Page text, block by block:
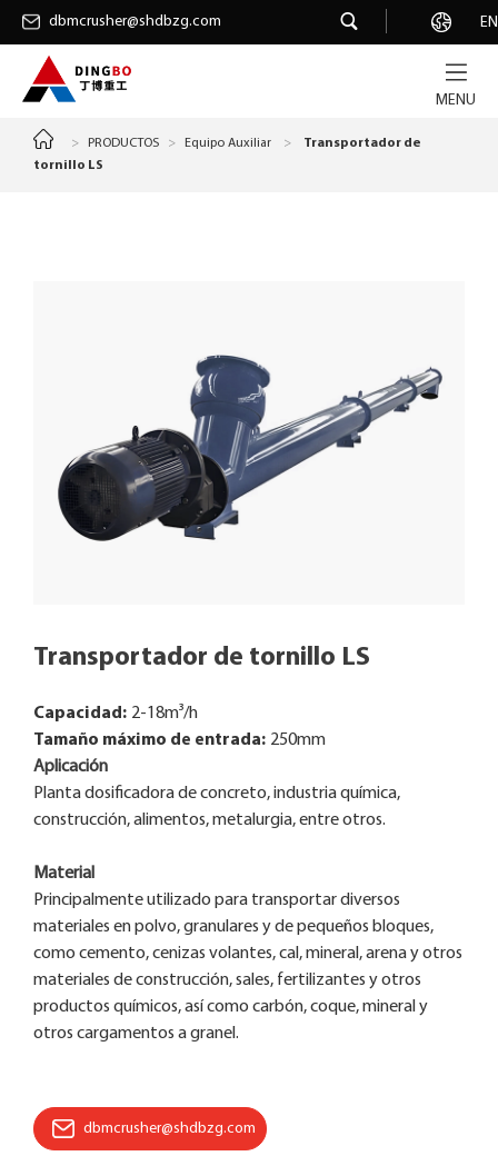
EN
dbmcrusher@shdbzg.com
MENU
dbmcrusher@shdbzg.com Carrera
> PRODUCTOS > Equipo Auxiliar >
Transportador de
tornillo LS
Transportador de tornillo LS
Capacidad: 2-18m³/h
Tamaño máximo de entrada: 250mm
Aplicación
Planta dosificadora de concreto, industria química,
construcción, alimentos, metalurgia, entre otros.
Material
Principalmente utilizado para transportar diversos
materiales en polvo, granulares y de pequeños bloques,
como cemento, cenizas volantes, cal, mineral, arena y otros
materiales de construcción, sales, fertilizantes y otros
productos químicos, así como carbón, coque, mineral y
otros cargamentos a granel.
dbmcrusher@shdbzg.com